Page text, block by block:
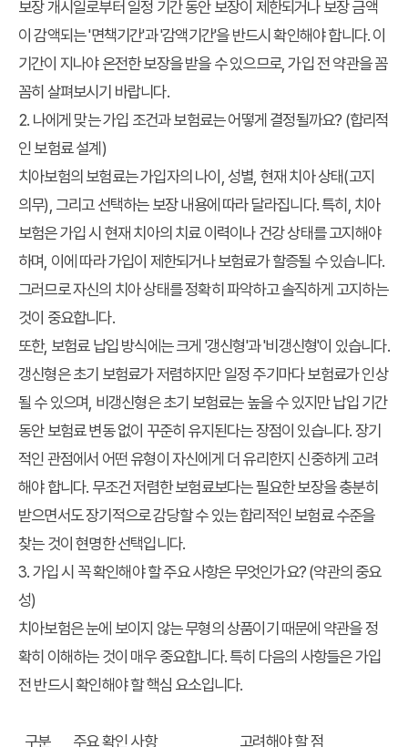
보장 개시일로부터 일정 기간 동안 보장이 제한되거나 보장 금액
이 감액되는 '면책기간'과 '감액기간'을 반드시 확인해야 합니다. 이
기간이 지나야 온전한 보장을 받을 수 있으므로, 가입 전 약관을 꼼
꼼히 살펴보시기 바랍니다.
2. 나에게 맞는 가입 조건과 보험료는 어떻게 결정될까요? (합리적
인 보험료 설계)
치아보험의 보험료는 가입자의 나이, 성별, 현재 치아 상태(고지
의무), 그리고 선택하는 보장 내용에 따라 달라집니다. 특히, 치아
보험은 가입 시 현재 치아의 치료 이력이나 건강 상태를 고지해야
하며, 이에 따라 가입이 제한되거나 보험료가 할증될 수 있습니다.
그러므로 자신의 치아 상태를 정확히 파악하고 솔직하게 고지하는
것이 중요합니다.
또한, 보험료 납입 방식에는 크게 '갱신형'과 '비갱신형'이 있습니다.
갱신형은 초기 보험료가 저렴하지만 일정 주기마다 보험료가 인상
될 수 있으며, 비갱신형은 초기 보험료는 높을 수 있지만 납입 기간
동안 보험료 변동 없이 꾸준히 유지된다는 장점이 있습니다. 장기
적인 관점에서 어떤 유형이 자신에게 더 유리한지 신중하게 고려
해야 합니다. 무조건 저렴한 보험료보다는 필요한 보장을 충분히
받으면서도 장기적으로 감당할 수 있는 합리적인 보험료 수준을
찾는 것이 현명한 선택입니다.
3. 가입 시 꼭 확인해야 할 주요 사항은 무엇인가요? (약관의 중요
성)
치아보험은 눈에 보이지 않는 무형의 상품이기 때문에 약관을 정
확히 이해하는 것이 매우 중요합니다. 특히 다음의 사항들은 가입
전 반드시 확인해야 할 핵심 요소입니다.
구분 주요 확인 사항 고려해야 할 점